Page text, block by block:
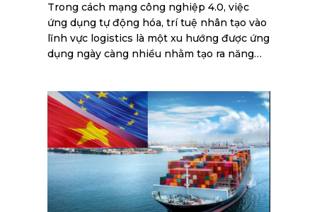
Trong cách mạng công nghiệp 4.0, việc
ứng dụng tự động hóa, trí tuệ nhân tạo vào
lĩnh vực logistics là một xu hướng được ứng
dụng ngày càng nhiều nhằm tạo ra năng